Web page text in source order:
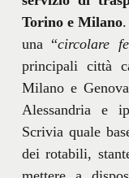
Torino e Milano.
una “circolare
principali città
Milano e
Alessandria e
Scrivia quale
dei rotabili,